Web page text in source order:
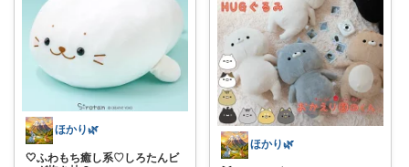
ほかり🌿
🤍ふわもち癒し系♡しろたんビ
ほかり🌿